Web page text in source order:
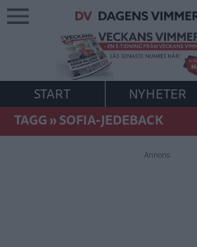
START NYHETER
TAGG»SOFIA-JEDEBACK
Annons: